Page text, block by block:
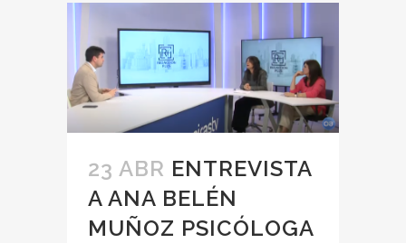
23 ABR ENTREVISTA
A ANA BELÉN
MUÑOZ PSICÓLOGA